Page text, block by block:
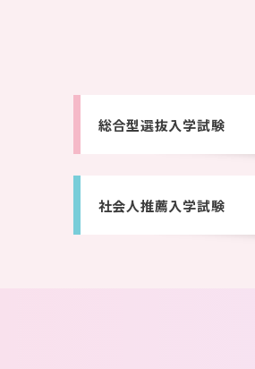
総合型選抜入学試験
社会人推薦入学試験